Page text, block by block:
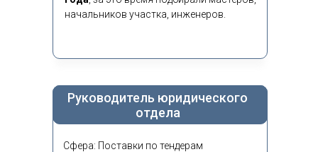
начальников участка, инженеров.
Руководитель юридического
отдела
Сфера: Поставки по тендерам